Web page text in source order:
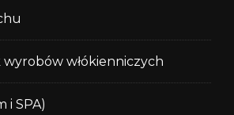
włókienniczych
i SPA)